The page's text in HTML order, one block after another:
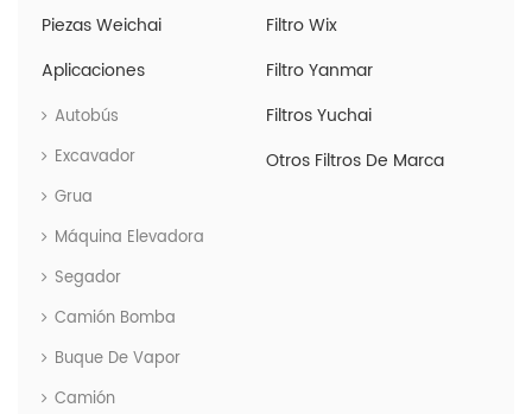
Piezas Weichai
Filtro Wix
Aplicaciones
Autobús
Excavador
Grua
Máquina Elevadora
Segador
Camión Bomba
Buque De Vapor
Camión
Filtro Yanmar
Filtros Yuchai
Otros Filtros De Marca